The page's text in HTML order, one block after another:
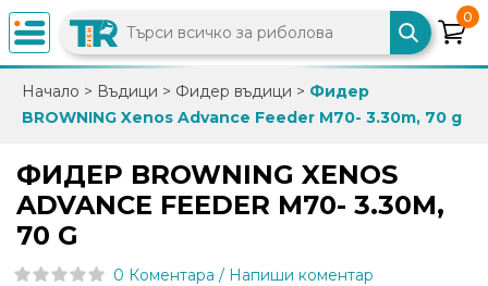
×
0882
086
info@trfish.com
0
Начало > Въдици > Фидер въдици > Фидер
BROWNING Xenos Advance Feeder M70- 3.30m, 70 g
ФИДЕР BROWNING XENOS
ADVANCE FEEDER M70- 3.30M,
70 G
0 Коментара / Напиши коментар